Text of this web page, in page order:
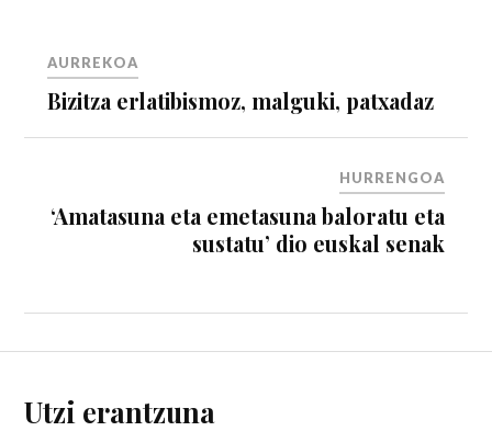
AURREKOA
Bizitza erlatibismoz, malguki, patxadaz
HURRENGOA
‘Amatasuna eta emetasuna baloratu eta
sustatu’ dio euskal senak
Utzi erantzuna